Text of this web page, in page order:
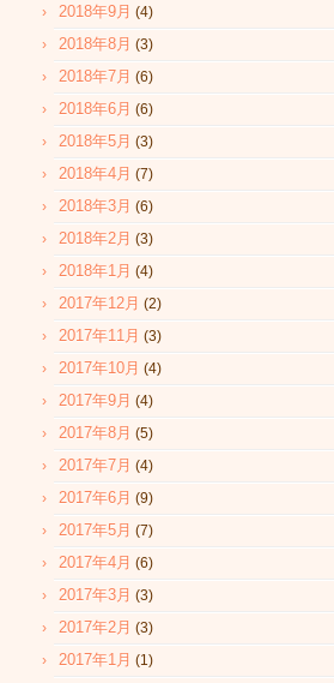
2018年9月 (4)
2018年8月 (3)
2018年7月 (6)
2018年6月 (6)
2018年5月 (3)
2018年4月 (7)
2018年3月 (6)
2018年2月 (3)
2018年1月 (4)
2017年12月 (2)
2017年11月 (3)
2017年10月 (4)
2017年9月 (4)
2017年8月 (5)
2017年7月 (4)
2017年6月 (9)
2017年5月 (7)
2017年4月 (6)
2017年3月 (3)
2017年2月 (3)
2017年1月 (1)